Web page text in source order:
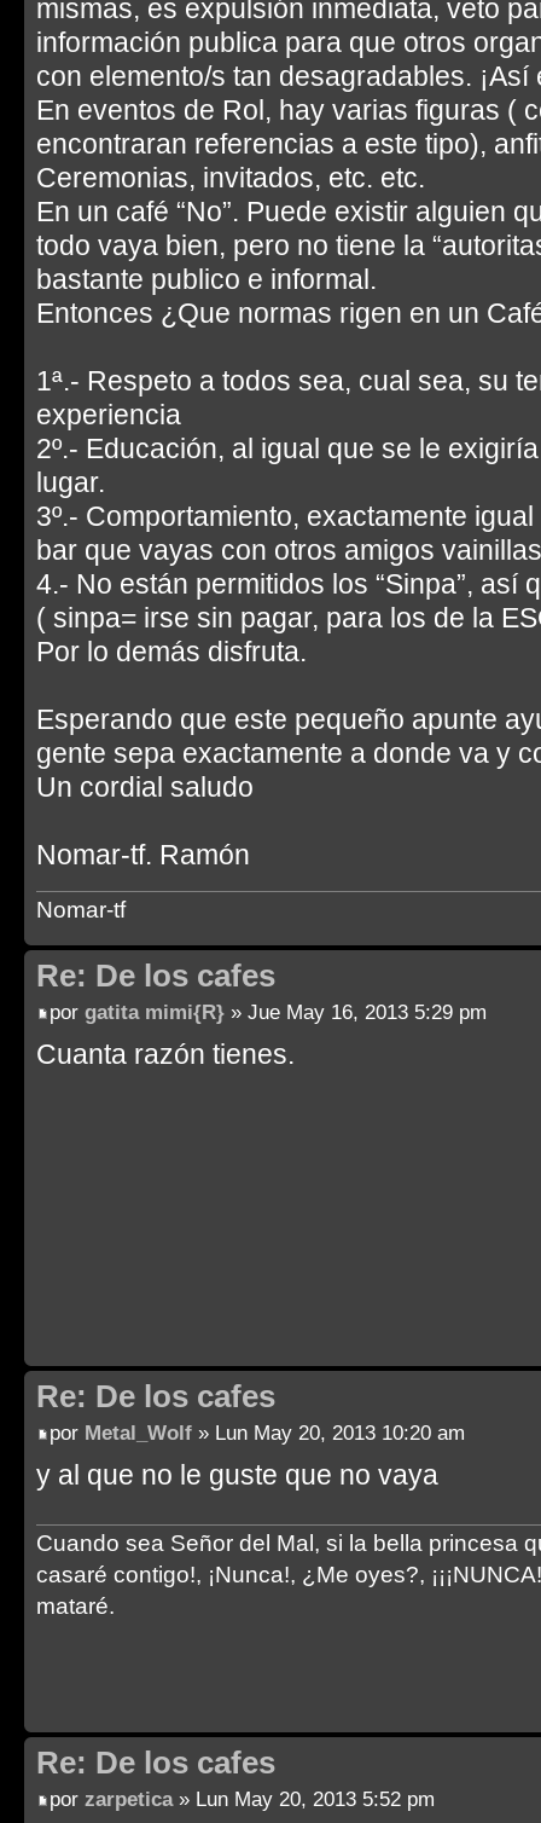
mismas, es expulsión inmediata, veto
información publica para que otros
con elemento/s tan desagradables. ¡Así
En eventos de Rol, hay varias figuras (
encontraran referencias a este tipo),
Ceremonias, invitados, etc. etc.
En un café “No”. Puede existir alguien
todo vaya bien, pero no tiene la
bastante publico e informal.
Entonces ¿Que normas rigen en un
1ª.- Respeto a todos sea, cual sea, su
experiencia
2º.- Educación, al igual que se le
lugar.
3º.- Comportamiento, exactamente
bar que vayas con otros amigos
4.- No están permitidos los “Sinpa”, así
( sinpa= irse sin pagar, para los de la
Por lo demás disfruta.
Esperando que este pequeño apunte
gente sepa exactamente a donde va y
Un cordial saludo
Nomar-tf. Ramón
Nomar-tf
Re: De los cafes
por gatita mimi{R} » Jue May 16, 2013 5:29 pm
Cuanta razón tienes.
Re: De los cafes
por Metal_Wolf » Lun May 20, 2013 10:20 am
y al que no le guste que no vaya
Cuando sea Señor del Mal, si la bella princesa
casaré contigo!, ¡Nunca!, ¿Me oyes?,
mataré.
Re: De los cafes
por zarpetica» Lun May 20, 2013 5:52 pm